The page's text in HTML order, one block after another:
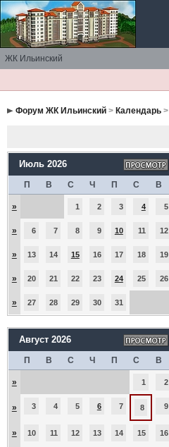
ЖК Ильинский
Форум ЖК Ильинский> Календарь>
Июль 2026
П В С Ч П С В
» 1 2 3 4 5
» 6 7 8 9 10 11 12
» 13 14 15 16 17 18 19
» 20 21 22 23 24 25 26
» 27 28 29 30 31
Август 2026
П В С Ч П С В
» 1 2
» 3 4 5 6 7 8 9
» 10 11 12 13 14 15 16